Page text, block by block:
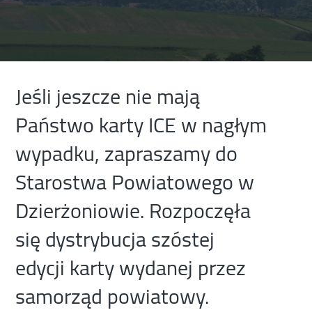
Jeśli jeszcze nie mają
Państwo karty ICE w nagłym
wypadku, zapraszamy do
Starostwa Powiatowego w
Dzierżoniowie. Rozpoczęła
się dystrybucja szóstej
edycji karty wydanej przez
samorząd powiatowy.